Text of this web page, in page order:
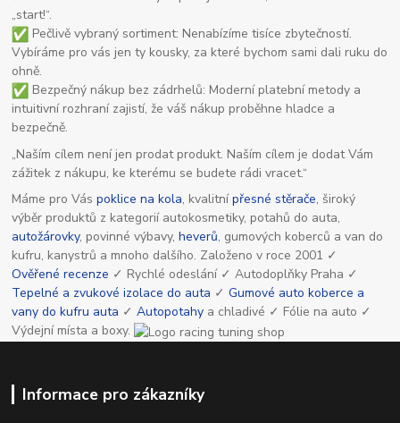
„start!“.
Pečlivě vybraný sortiment: Nenabízíme tisíce zbytečností.
Vybíráme pro vás jen ty kousky, za které bychom sami dali ruku do
ohně.
Bezpečný nákup bez zádrhelů: Moderní platební metody a
intuitivní rozhraní zajistí, že váš nákup proběhne hladce a
bezpečně.
„Naším cílem není jen prodat produkt. Naším cílem je dodat Vám
zážitek z nákupu, ke kterému se budete rádi vracet.“
Máme pro Váspoklice na kola, kvalitnípřesné stěrače, široký
výběr produktů z kategorií autokosmetiky, potahů do auta,
autožárovky, povinné výbavy,heverů, gumových koberců a van do
kufru, kanystrů a mnoho dalšího. Založeno v roce 2001 ✓
Ověřené recenze ✓ Rychlé odeslání ✓ Autodoplňky Praha ✓
Tepelné a zvukové izolace do auta ✓Gumové auto koberce a
vany do kufru auta ✓Autopotahy a chladivé ✓ Fólie na auto ✓
Výdejní místa a boxy.
Informace pro zákazníky